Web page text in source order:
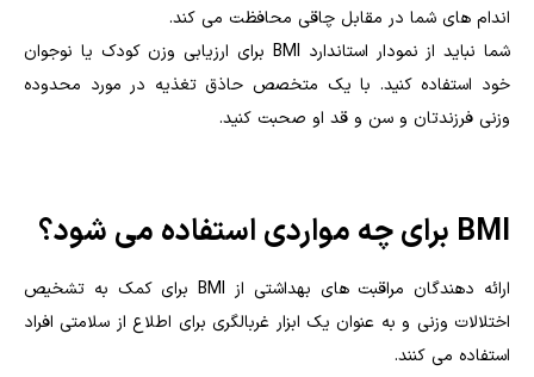
اندام های شما در مقابل چاقی محافظت می کند.
شما نباید از نمودار استاندارد BMI برای ارزیابی وزن کودک یا نوجوان
خود استفاده کنید. با یک متخصص حاذق تغذیه در مورد محدوده
وزنی فرزندتان و سن و قد او صحبت کنید.
BMI برای چه مواردی استفاده می شود؟
ارائه دهندگان مراقبت های بهداشتی از BMI برای کمک به تشخیص
اختلالات وزنی و به عنوان یک ابزار غربالگری برای اطلاع از سلامتی افراد
استفاده می کنند.